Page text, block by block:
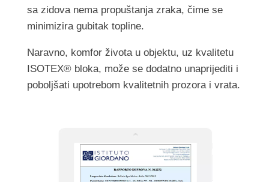
sa zidova nema propuštanja zraka, čime se
minimizira gubitak topline.
Naravno, komfor života u objektu, uz kvalitetu
ISOTEX® bloka, može se dodatno unaprijediti i
poboljšati upotrebom kvalitetnih prozora i vrata.